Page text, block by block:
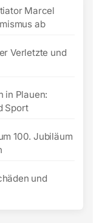
Marcel
ab
Verletzte und
in Plauen:
Sport
100. Jubiläum
und